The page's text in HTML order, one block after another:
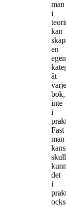
man
i
kan
en
egen
åt
varje
bok,
inte
i
Fast
man
det
i